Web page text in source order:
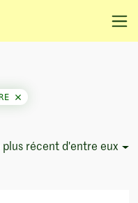
plus récent d'entre eux